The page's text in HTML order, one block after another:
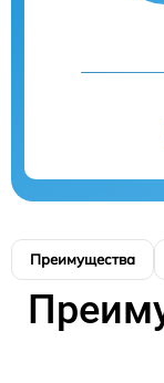
Преимущества